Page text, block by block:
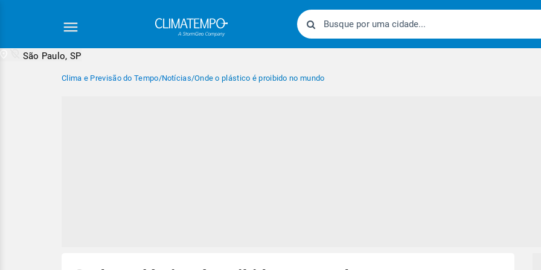
São Paulo, SP
Clima e Previsão do Tempo/Notícias/Onde o plástico é proibido no mundo